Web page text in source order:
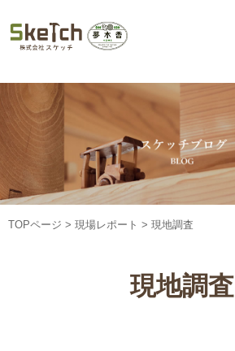
TOPページ > 現場レポート > 現地調査
現地調査